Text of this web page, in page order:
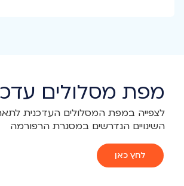
מפת מסלולים
השינויים הנדרשים במסגרת הרפורמה
לחץ כאן